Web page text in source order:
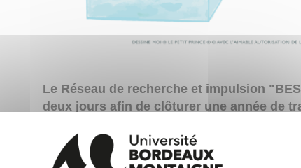
Le Réseau de recherche et impulsion
deux jours afin de clôturer une année de
Le mercredi 19 (dès 14h) et le jeudi 20 juin